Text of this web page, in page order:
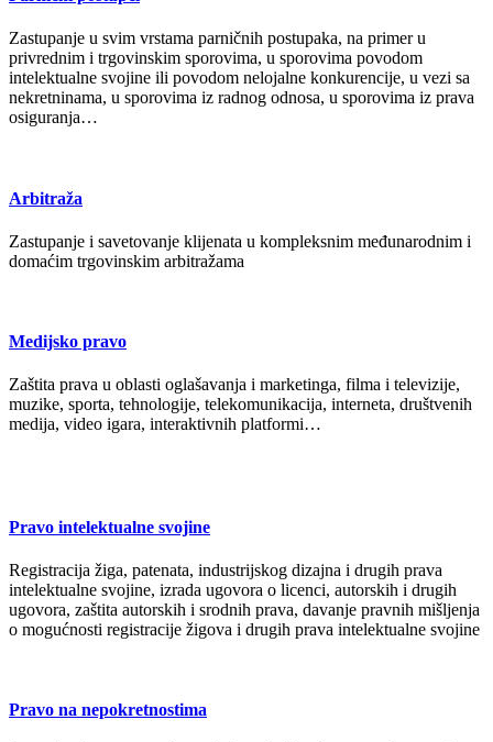
Zastupanje u svim vrstama parničnih postupaka, na primer u
privrednim i trgovinskim sporovima, u sporovima povodom
intelektualne svojine ili povodom nelojalne konkurencije, u vezi sa
nekretninama, u sporovima iz radnog odnosa, u sporovima iz prava
osiguranja…
Arbitraža
Zastupanje i savetovanje klijenata u kompleksnim međunarodnim i
domaćim trgovinskim arbitražama
Medijsko pravo
Zaštita prava u oblasti oglašavanja i marketinga, filma i televizije,
muzike, sporta, tehnologije, telekomunikacija, interneta, društvenih
medija, video igara, interaktivnih platformi…
Pravo intelektualne svojine
Registracija žiga, patenata, industrijskog dizajna i drugih prava
intelektualne svojine, izrada ugovora o licenci, autorskih i drugih
ugovora, zaštita autorskih i srodnih prava, davanje pravnih mišljenja
o mogućnosti registracije žigova i drugih prava intelektualne svojine
Pravo na nepokretnostima